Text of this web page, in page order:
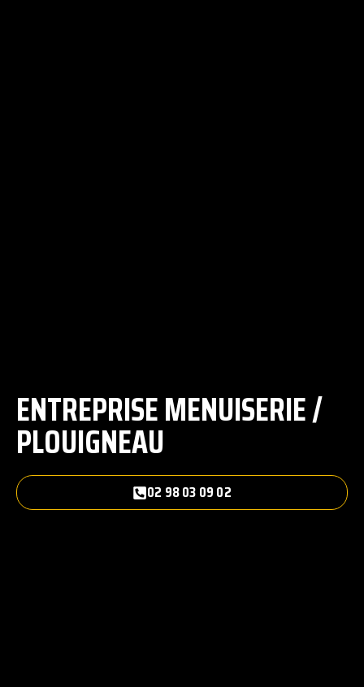
ENTREPRISE MENUISERIE /
PLOUIGNEAU
02 98 03 09 02